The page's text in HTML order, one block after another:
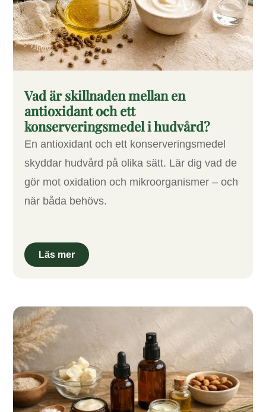
Vad är skillnaden mellan en
antioxidant och ett
konserveringsmedel i hudvård?
En antioxidant och ett konserveringsmedel
skyddar hudvård på olika sätt. Lär dig vad de
gör mot oxidation och mikroorganismer – och
när båda behövs.